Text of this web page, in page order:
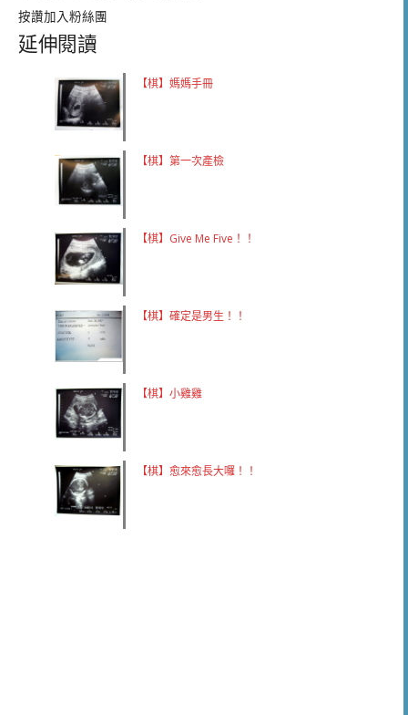
按讚加入粉絲團
延伸閱讀
【棋】媽媽手冊
【棋】第一次產檢
【棋】Give Me Five！！
【棋】確定是男生！！
【棋】小雞雞
【棋】愈來愈長大囉！！